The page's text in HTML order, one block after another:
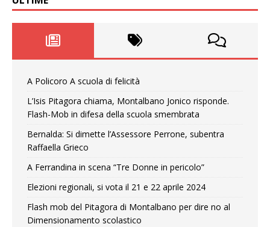
A Policoro A scuola di felicità
L’Isis Pitagora chiama, Montalbano Jonico risponde.
Flash-Mob in difesa della scuola smembrata
Bernalda: Si dimette l’Assessore Perrone, subentra
Raffaella Grieco
A Ferrandina in scena “Tre Donne in pericolo”
Elezioni regionali, si vota il 21 e 22 aprile 2024
Flash mob del Pitagora di Montalbano per dire no al
Dimensionamento scolastico